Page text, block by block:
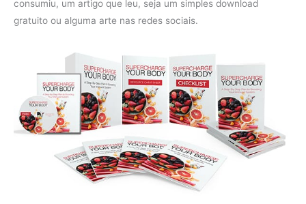
consumiu, um artigo que leu, seja um simples download
gratuito ou alguma arte nas redes sociais.